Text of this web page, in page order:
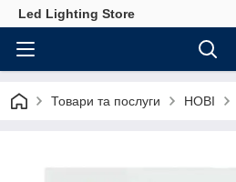
Led Lighting Store
Товари та послуги НОВІ